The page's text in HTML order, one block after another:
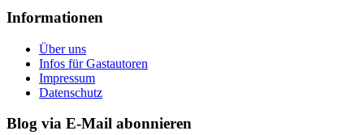
Informationen
Über uns
Infos für Gastautoren
Impressum
Datenschutz
Blog via E-Mail abonnieren